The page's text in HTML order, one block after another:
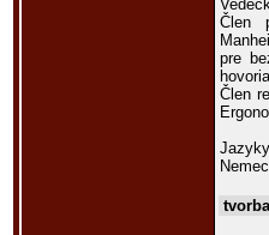
Člen
pre
Člen
tvorba